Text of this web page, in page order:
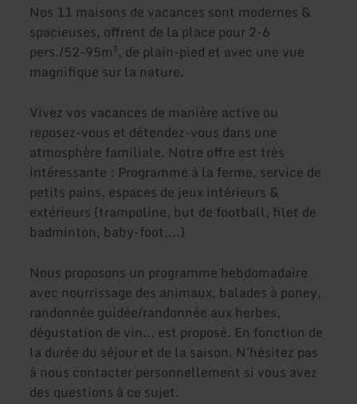
Nos 11 maisons de vacances sont modernes &
spacieuses, offrent de la place pour 2-6
pers./52-95m², de plain-pied et avec une vue
magnifique sur la nature.
Vivez vos vacances de manière active ou
reposez-vous et détendez-vous dans une
atmosphère familiale. Notre offre est très
intéressante : Programme à la ferme, service de
petits pains, espaces de jeux intérieurs &
extérieurs (trampoline, but de football, filet de
badminton, baby-foot,...)
Nous proposons un programme hebdomadaire
avec nourrissage des animaux, balades à poney,
randonnée guidée/randonnée aux herbes,
dégustation de vin... est proposé. En fonction de
la durée du séjour et de la saison. N'hésitez pas
à nous contacter personnellement si vous avez
des questions à ce sujet.